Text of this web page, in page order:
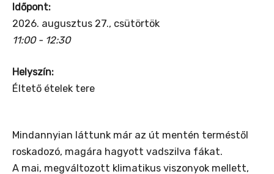
Időpont:
2026. augusztus 27., csütörtök
11:00 - 12:30
Helyszín:
Éltető ételek tere
Mindannyian láttunk már az út mentén terméstől
roskadozó, magára hagyott vadszilva fákat.
A mai, megváltozott klimatikus viszonyok mellett,